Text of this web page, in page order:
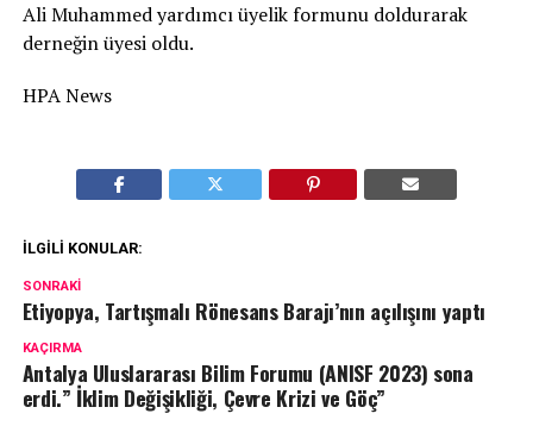
Ali Muhammed yardımcı üyelik formunu doldurarak
derneğin üyesi oldu.
HPA News
İLGILI KONULAR:
SONRAKI
Etiyopya, Tartışmalı Rönesans Barajı’nın açılışını yaptı
KAÇIRMA
Antalya Uluslararası Bilim Forumu (ANISF 2023) sona
erdi.” İklim Değişikliği, Çevre Krizi ve Göç”